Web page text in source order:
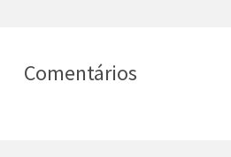
Comentários